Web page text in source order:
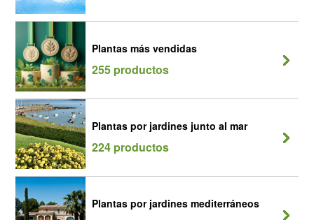
Plantas más vendidas
255 productos
Plantas por jardines junto al mar
224 productos
Plantas por jardines mediterráneos